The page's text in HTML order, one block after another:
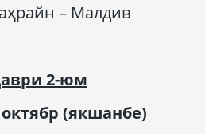
– Малдив
2-юм
(якшанбе)